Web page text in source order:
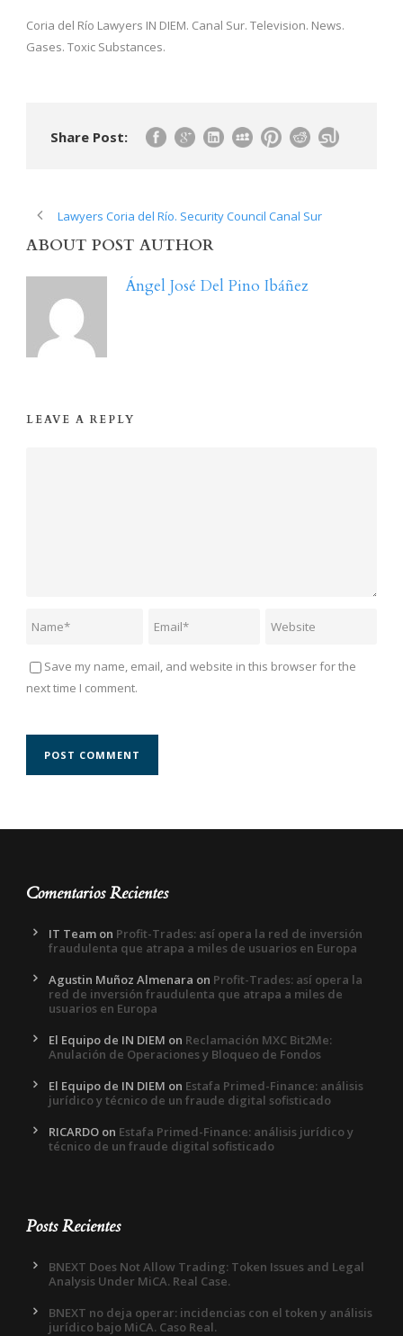
Coria del Río Lawyers IN DIEM. Canal Sur. Television. News.
Gases. Toxic Substances.
Share Post:
Lawyers Coria del Río. Security Council Canal Sur
ABOUT POST AUTHOR
Ángel José Del Pino Ibáñez
LEAVE A REPLY
Save my name, email, and website in this browser for the
next time I comment.
Comentarios Recientes
IT Team on Profit-Trades: así opera la red de inversión
fraudulenta que atrapa a miles de usuarios en Europa
Agustin Muñoz Almenara on Profit-Trades: así opera la
red de inversión fraudulenta que atrapa a miles de
usuarios en Europa
El Equipo de IN DIEM on Reclamación MXC Bit2Me:
Anulación de Operaciones y Bloqueo de Fondos
El Equipo de IN DIEM on Estafa Primed-Finance: análisis
jurídico y técnico de un fraude digital sofisticado
RICARDO on Estafa Primed-Finance: análisis jurídico y
técnico de un fraude digital sofisticado
Posts Recientes
BNEXT Does Not Allow Trading: Token Issues and Legal
Analysis Under MiCA. Real Case.
BNEXT no deja operar: incidencias con el token y análisis
jurídico bajo MiCA. Caso Real.